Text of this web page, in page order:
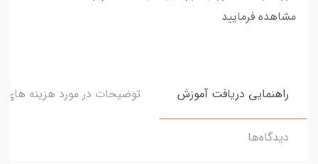
مشاهده فرمایید
راهنمایی دریافت آموزش توضیحات در مورد هزینه های
دیدگاه‌ها